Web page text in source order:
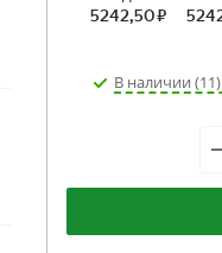
В наличии (11)